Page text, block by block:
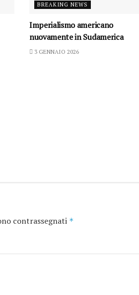
BREAKING NEWS
Imperialismo americano
nuovamente in Sudamerica
3 GENNAIO 2026
contrassegnati *